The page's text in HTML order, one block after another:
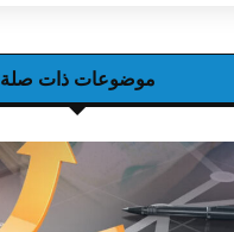
موضوعات ذات صلة